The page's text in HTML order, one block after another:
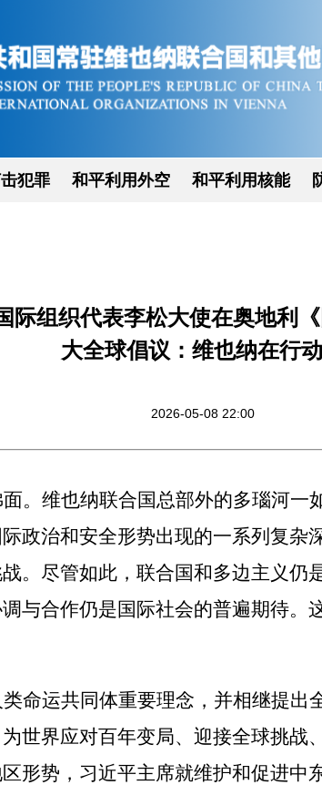
犯罪 和平利用外空 和平利用核能
际组织代表李松大使在奥地利
大全球倡议：维也纳在行动
2026-05-08 22:00
。维也纳联合国总部外的多瑙河一
政治和安全形势出现的一系列复杂
。尽管如此，联合国和多边主义仍
与合作仍是国际社会的普遍期待。
命运共同体重要理念，并相继提出
世界应对百年变局、迎接全球挑战
形势，习近平主席就维护和促进中